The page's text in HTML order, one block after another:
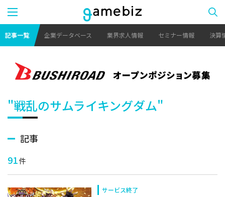
記事一覧 企業データベース 業界求人情報 セミナー情報 決算
"戦乱のサムライキングダム"
記事
91件
サービス終了